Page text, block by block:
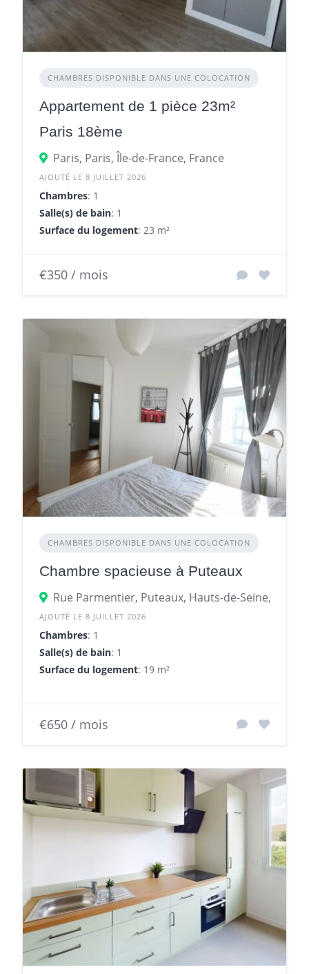
CHAMBRES DISPONIBLE DANS UNE COLOCATION
Appartement de 1 pièce 23m²
Paris 18ème
Paris, Paris, Île-de-France, France
AJOUTÉ LE 8 JUILLET 2026
Chambres: 1
Salle(s) de bain: 1
Surface du logement: 23 m²
€350 / mois
CHAMBRES DISPONIBLE DANS UNE COLOCATION
Chambre spacieuse à Puteaux
Rue Parmentier, Puteaux, Hauts-de-Seine, Île-de-
AJOUTÉ LE 8 JUILLET 2026
Chambres: 1
Salle(s) de bain: 1
Surface du logement: 19 m²
€650 / mois